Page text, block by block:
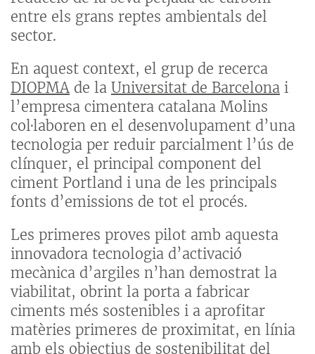
entre els grans reptes ambientals del
sector.
En aquest context, el grup de recerca
DIOPMA de la Universitat de Barcelona i
l’empresa cimentera catalana Molins
col·laboren en el desenvolupament d’una
tecnologia per reduir parcialment l’ús de
clínquer, el principal component del
ciment Portland i una de les principals
fonts d’emissions de tot el procés.
Les primeres proves pilot amb aquesta
innovadora tecnologia d’activació
mecànica d’argiles n’han demostrat la
viabilitat, obrint la porta a fabricar
ciments més sostenibles i a aprofitar
matèries primeres de proximitat, en línia
amb els objectius de sostenibilitat del